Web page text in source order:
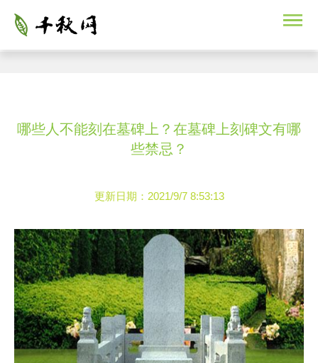
哪些人不能刻在墓碑上？在墓碑上刻碑文有哪
些禁忌？
更新日期：2021/9/7 8:53:13